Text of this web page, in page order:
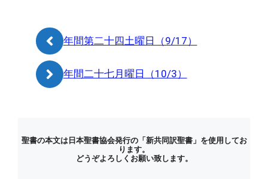
ー
年間第二十四土曜日（9/17）
年間二十七月曜日（10/3）
聖書の本文は日本聖書協会発行の「新共同訳聖書」を使用してお
ります。
どうぞよろしくお願い致します。